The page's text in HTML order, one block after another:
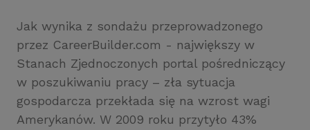
Jak wynika z sondażu przeprowadzonego
przez CareerBuilder.com - największy w
Stanach Zjednoczonych portal pośredniczący
w poszukiwaniu pracy – zła sytuacja
gospodarcza przekłada się na wzrost wagi
Amerykanów. W 2009 roku przytyło 43%